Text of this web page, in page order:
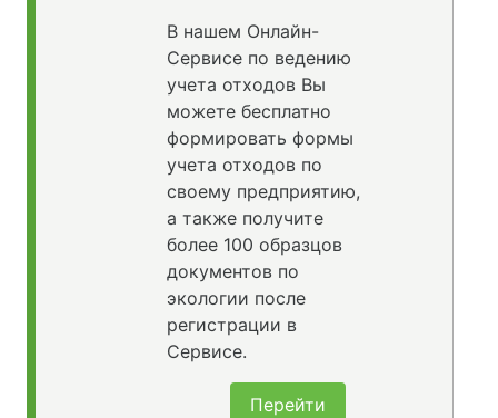
В нашем Онлайн-
Сервисе по ведению
учета отходов Вы
можете бесплатно
формировать формы
учета отходов по
своему предприятию,
а также получите
более 100 образцов
документов по
экологии после
регистрации в
Сервисе.
Перейти